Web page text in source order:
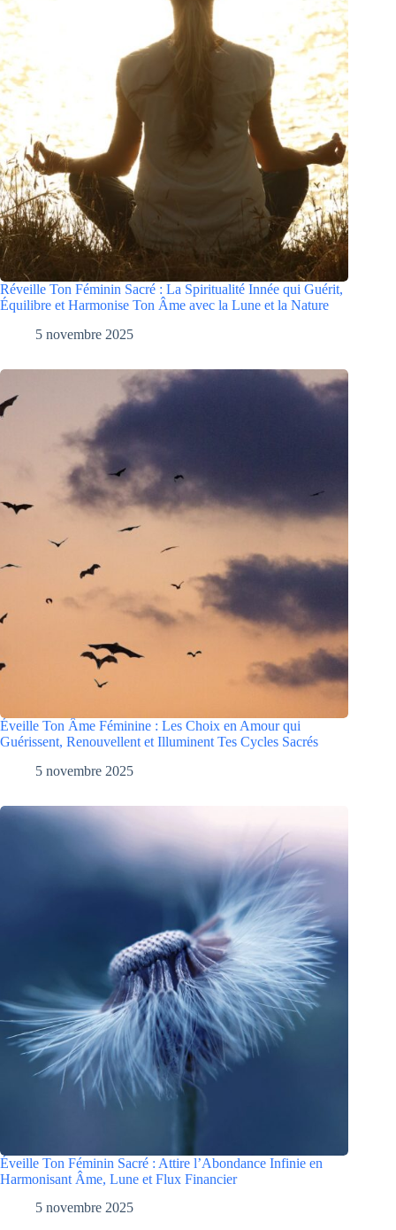
Réveille Ton Féminin Sacré : La Spiritualité Innée qui Guérit,
Équilibre et Harmonise Ton Âme avec la Lune et la Nature
5 novembre 2025
Éveille Ton Âme Féminine : Les Choix en Amour qui
Guérissent, Renouvellent et Illuminent Tes Cycles Sacrés
5 novembre 2025
Éveille Ton Féminin Sacré : Attire l’Abondance Infinie en
Harmonisant Âme, Lune et Flux Financier
5 novembre 2025